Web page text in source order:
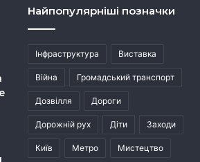
Найпопулярніші позначки
Інфраструктура Виставка
Війна Громадський транспорт
Дозвілля Дороги
Дорожній рух Діти Заходи
Київ Метро Мистецтво